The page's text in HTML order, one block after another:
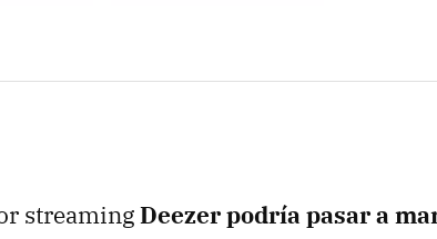
streamingDeezer podría pasar a